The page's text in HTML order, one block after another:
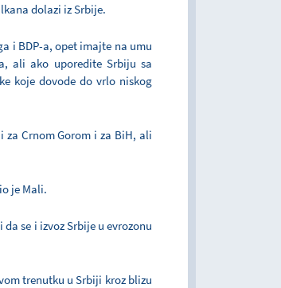
dolazi iz Srbije.
i BDP-a, opet imajte na umu
ali ako uporedite Srbiju sa
koje dovode do vrlo niskog
za Crnom Gorom i za BiH, ali
je Mali.
se i izvoz Srbije u evrozonu
trenutku u Srbiji kroz blizu